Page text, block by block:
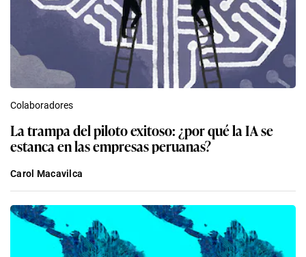
Colaboradores
La trampa del piloto exitoso: ¿por qué la IA se
estanca en las empresas peruanas?
Carol Macavilca